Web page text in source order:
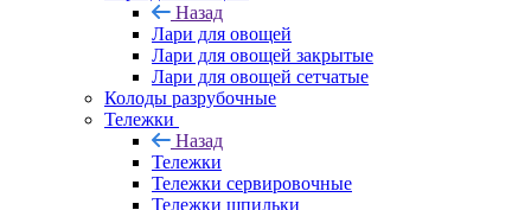
Назад
Лари для овощей
Лари для овощей закрытые
Лари для овощей сетчатые
Колоды разрубочные
Тележки
Назад
Тележки
Тележки сервировочные
Тележки шпильки